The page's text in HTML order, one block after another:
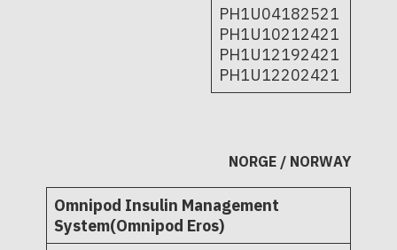
PH1U04182521
PH1U10212421
PH1U12192421
PH1U12202421
NORGE / NORWAY
Omnipod Insulin Management
System(Omnipod Eros)